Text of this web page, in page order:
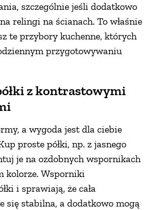
szczególnie jeśli dodatkowo
relingi na ścianach. To właśnie
te przybory kuchenne, których
przygotowywaniu
z kontrastowymi
a wygoda jest dla ciebie
proste półki, np. z jasnego
je na ozdobnych wspornikach
kolorze. Wsporniki
i sprawiają, że cała
się stabilna, a dodatkowo mogą